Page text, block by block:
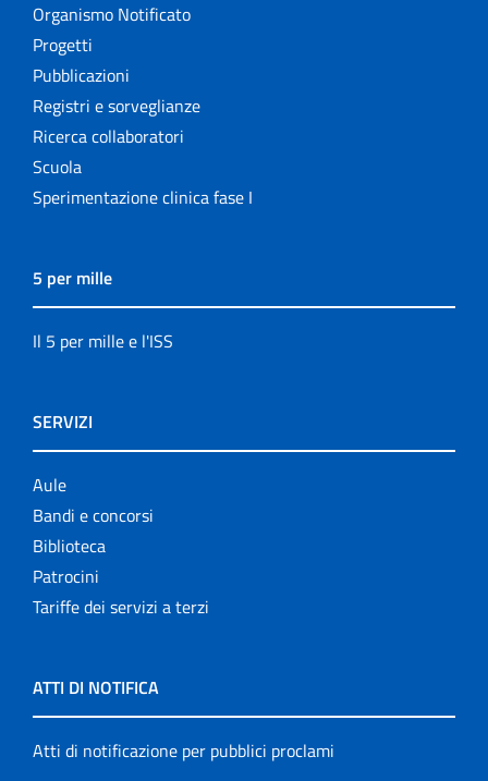
Organismo Notificato
Progetti
Pubblicazioni
Registri e sorveglianze
Ricerca collaboratori
Scuola
Sperimentazione clinica fase I
5 per mille
Il 5 per mille e l'ISS
SERVIZI
Aule
Bandi e concorsi
Biblioteca
Patrocini
Tariffe dei servizi a terzi
ATTI DI NOTIFICA
Atti di notificazione per pubblici proclami